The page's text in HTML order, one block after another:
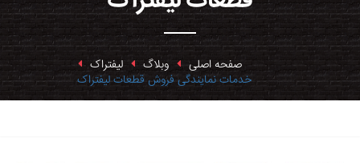
صفحه اصلی وبلاگ لیفتراک
خدمات نمایندگی فروش قطعات لیفتراک